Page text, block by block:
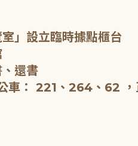
」設立臨時據點櫃台
還書
車： 221、264、62